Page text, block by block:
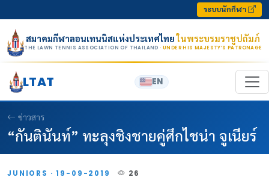
ระบบนักกีฬา
สมาคมกีฬาลอนเทนนิสแห่งประเทศไทยในพระบรมราชูปถัมภ์
THE LAWN TENNIS ASSOCIATION OF THAILAND · UNDER HIS MAJESTY’S PATRONAGE
LTAT EN
ข่าวสาร
“กันตินันท์” ทะลุงชิงชายคู่ศึกไชน่า จูเนียร์
JUNIORS · 19-09-2019 26